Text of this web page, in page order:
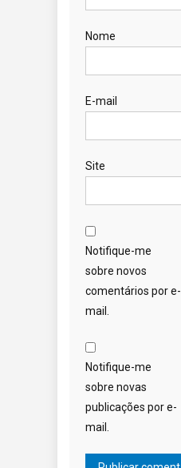
Nome
E-mail
Site
Notifique-me
sobre novos
comentários por e-
mail.
Notifique-me
sobre novas
publicações por e-
mail.